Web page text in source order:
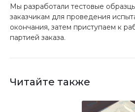
Мы разработали тестовые
заказчикам для проведения
окончания, затем приступаем к
партией заказа.
Читайте также